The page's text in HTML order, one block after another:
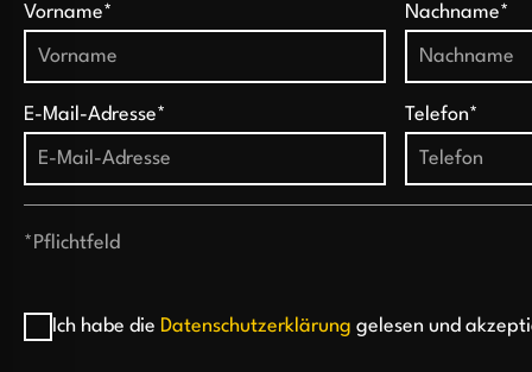
Vorname* Nachname*
E-Mail-Adresse* Telefon*
*Pflichtfeld
Ich habe die Datenschutzerklärung gelesen und